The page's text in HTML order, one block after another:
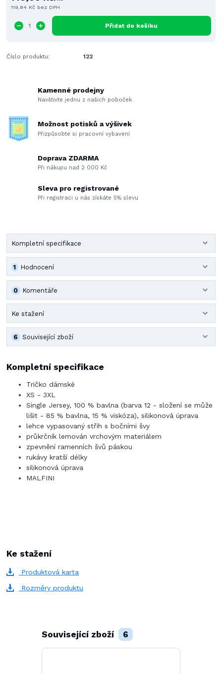
119,84 Kč bez DPH
Přidat do košíku
Číslo produktu: 122
Kamenné prodejny
Navštivte jednu z našich poboček
Možnost potisků a výšivek
Přizpůsobte si pracovní vybavení
Doprava ZDARMA
Při nákupu nad 2 000 Kč
Sleva pro registrované
Při registraci u nás získáte 5% slevu
Kompletní specifikace
Hodnocení
1
Komentáře
0
Ke stažení
Související zboží
6
Kompletní specifikace
Tričko dámské
XS - 3XL
Single Jersey, 100 % bavlna (barva 12 - složení se může
lišit - 85 % bavlna, 15 % viskóza), silikonová úprava
lehce vypasovaný střih s bočními švy
průkrčník lemován vrchovým materiálem
zpevnění ramenních švů páskou
rukávy kratší délky
silikonová úprava
MALFINI
Ke stažení
Produktová karta
Rozměry produktu
Související zboží 6